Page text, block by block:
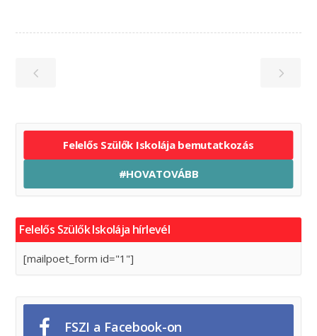
Felelős Szülők Iskolája bemutatkozás
#HOVATOVÁBB
Felelős Szülők Iskolája hírlevél
[mailpoet_form id="1"]
FSZI a Facebook-on